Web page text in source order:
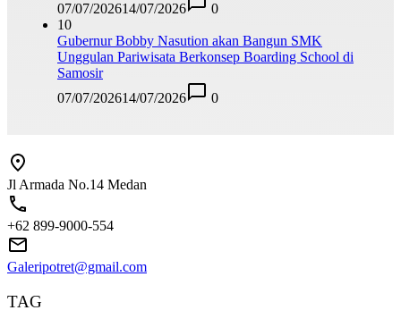
07/07/202614/07/2026
0
10
Gubernur Bobby Nasution akan Bangun SMK
Unggulan Pariwisata Berkonsep Boarding School di
Samosir
07/07/202614/07/2026 0
Jl Armada No.14 Medan
+62 899-9000-554
Galeripotret@gmail.com
TAG